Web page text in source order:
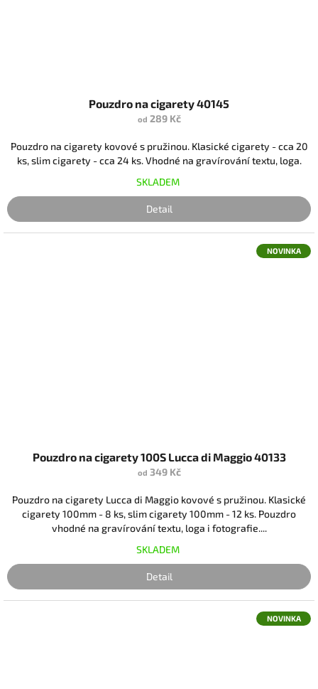
Pouzdro na cigarety 40145
od 289 Kč
Pouzdro na cigarety kovové s pružinou. Klasické cigarety - cca 20
ks, slim cigarety - cca 24 ks. Vhodné na gravírování textu, loga.
SKLADEM
Detail
NOVINKA
Pouzdro na cigarety 100S Lucca di Maggio 40133
od 349 Kč
Pouzdro na cigarety Lucca di Maggio kovové s pružinou. Klasické
cigarety 100mm - 8 ks, slim cigarety 100mm - 12 ks. Pouzdro
vhodné na gravírování textu, loga i fotografie....
SKLADEM
Detail
NOVINKA